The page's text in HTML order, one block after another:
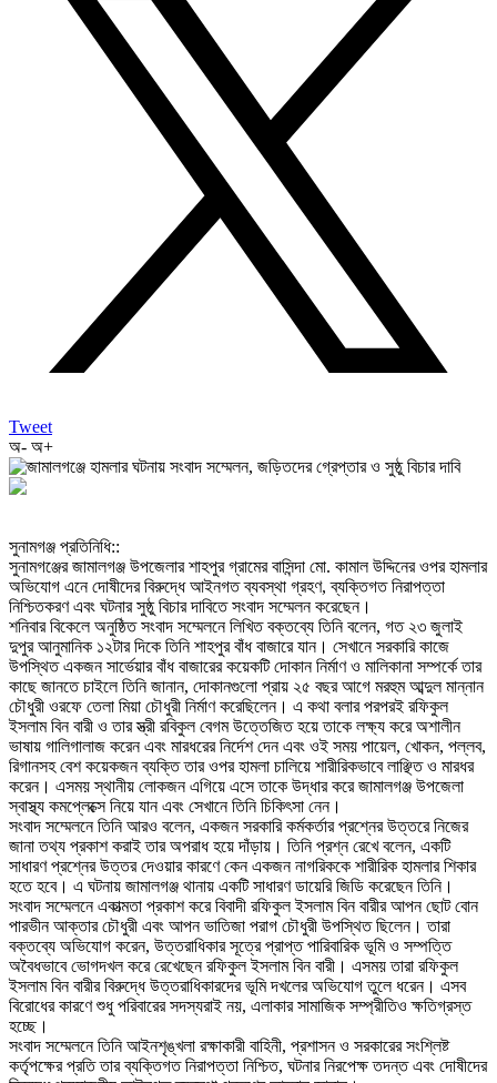
Tweet
অ- অ+
‎সুনামগঞ্জ প্রতিনিধি::
‎সুনামগঞ্জের জামালগঞ্জ উপজেলার শাহপুর গ্রামের বাসিন্দা মো. কামাল উদ্দিনের ওপর হামলার
অভিযোগ এনে দোষীদের বিরুদ্ধে আইনগত ব্যবস্থা গ্রহণ, ব্যক্তিগত নিরাপত্তা
নিশ্চিতকরণ এবং ঘটনার সুষ্ঠু বিচার দাবিতে সংবাদ সম্মেলন করেছেন।
‎শনিবার বিকেলে অনুষ্ঠিত সংবাদ সম্মেলনে লিখিত বক্তব্যে তিনি বলেন, গত ২৩ জুলাই
দুপুর আনুমানিক ১২টার দিকে তিনি শাহপুর বাঁধ বাজারে যান। সেখানে সরকারি কাজে
উপস্থিত একজন সার্ভেয়ার বাঁধ বাজারের কয়েকটি দোকান নির্মাণ ও মালিকানা সম্পর্কে তার
কাছে জানতে চাইলে তিনি জানান, দোকানগুলো প্রায় ২৫ বছর আগে মরহুম আব্দুল মান্নান
চৌধুরী ওরফে তেলা মিয়া চৌধুরী নির্মাণ করেছিলেন। এ কথা বলার পরপরই রফিকুল
ইসলাম বিন বারী ও তার স্ত্রী রবিকুল বেগম উত্তেজিত হয়ে তাকে লক্ষ্য করে অশালীন
ভাষায় গালিগালাজ করেন এবং মারধরের নির্দেশ দেন এবং ওই সময় পায়েল, খোকন, পল্লব,
রিগানসহ বেশ কয়েকজন ব্যক্তি তার ওপর হামলা চালিয়ে শারীরিকভাবে লাঞ্ছিত ও মারধর
করেন। এসময় স্থানীয় লোকজন এগিয়ে এসে তাকে উদ্ধার করে জামালগঞ্জ উপজেলা
স্বাস্থ্য কমপ্লেক্সে নিয়ে যান এবং সেখানে তিনি চিকিৎসা নেন।
‎সংবাদ সম্মেলনে তিনি আরও বলেন, একজন সরকারি কর্মকর্তার প্রশ্নের উত্তরে নিজের
জানা তথ্য প্রকাশ করাই তার অপরাধ হয়ে দাঁড়ায়। তিনি প্রশ্ন রেখে বলেন, একটি
সাধারণ প্রশ্নের উত্তর দেওয়ার কারণে কেন একজন নাগরিককে শারীরিক হামলার শিকার
হতে হবে। এ ঘটনায় জামালগঞ্জ থানায় একটি সাধারণ ডায়েরি জিডি করেছেন তিনি।
‎সংবাদ সম্মেলনে একাত্মতা প্রকাশ করে বিবাদী রফিকুল ইসলাম বিন বারীর আপন ছোট বোন
পারভীন আক্তার চৌধুরী এবং আপন ভাতিজা পরাগ চৌধুরী উপস্থিত ছিলেন। তারা
বক্তব্যে অভিযোগ করেন, উত্তরাধিকার সূত্রে প্রাপ্ত পারিবারিক ভূমি ও সম্পত্তি
অবৈধভাবে ভোগদখল করে রেখেছেন রফিকুল ইসলাম বিন বারী। এসময় তারা রফিকুল
ইসলাম বিন বারীর বিরুদ্ধে উত্তরাধিকারদের ভূমি দখলের অভিযোগ তুলে ধরেন। এসব
বিরোধের কারণে শুধু পরিবারের সদস্যরাই নয়, এলাকার সামাজিক সম্প্রীতিও ক্ষতিগ্রস্ত
হচ্ছে।
‎সংবাদ সম্মেলনে তিনি আইনশৃঙ্খলা রক্ষাকারী বাহিনী, প্রশাসন ও সরকারের সংশ্লিষ্ট
কর্তৃপক্ষের প্রতি তার ব্যক্তিগত নিরাপত্তা নিশ্চিত, ঘটনার নিরপেক্ষ তদন্ত এবং দোষীদের